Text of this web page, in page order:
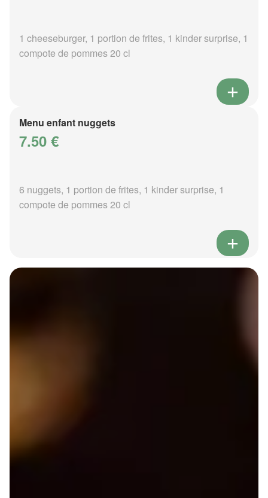
1 cheeseburger, 1 portion de frites, 1 kinder surprise, 1
compote de pommes 20 cl
Menu enfant nuggets
7.50 €
6 nuggets, 1 portion de frites, 1 kinder surprise, 1
compote de pommes 20 cl